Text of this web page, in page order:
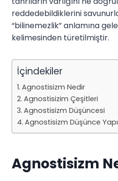
reddedebildiklerini
“bilinemezlik” anlamına
kelimesinden türetilmiştir.
İçindekiler
Agnostisizm Nedir
Agnostisizim Çeşitleri
Agnostisizm Düşüncesi
Agnostisizm Düşünce
Agnostisizm